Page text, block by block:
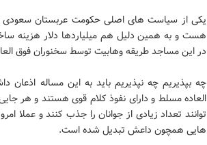
یکی از سیاست های اصلی حکومت عربستان سعودی
هست و به همین دلیل هم میلیاردها دلار هزینه
در این مساجد طریقه وهابیت توسط سخنوران فوق
چه بپذیریم چه نپذیریم باید به این مساله
العاده مسلط و دارای نفوذ کلام قوی هستند و هر
توانند تعداد زیادی از جوانان را جذب کنند و عملا
هایی همچون داعش تبدیل شده است.